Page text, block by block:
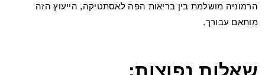
הרמוניה מושלמת בין בריאות הפה לאסתטיקה, הייעוץ הזה
מותאם עבורך.